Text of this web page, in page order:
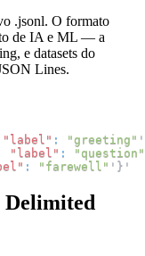
.jsonl. O formato
de IA e ML — a
e datasets do
Lines.
"label" : "greeting" '
"label" :
"question"
: "farewell" ' } '
Delimited